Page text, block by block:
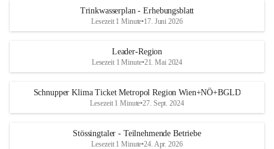
Trinkwasserplan - Erhebungsblatt
Lesezeit 1 Minute•17. Juni 2026
Leader-Region
Lesezeit 1 Minute•21. Mai 2024
Schnupper Klima Ticket Metropol Region Wien+NÖ+BGLD
Lesezeit 1 Minute•27. Sept. 2024
Stössingtaler - Teilnehmende Betriebe
Lesezeit 1 Minute•24. Apr. 2026